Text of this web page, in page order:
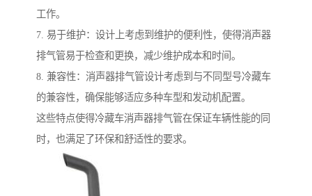
工作。
7. 易于维护：设计上考虑到维护的便利性，使得消声器
排气管易于检查和更换，减少维护成本和时间。
8. 兼容性：消声器排气管设计考虑到与不同型号冷藏车
的兼容性，确保能够适应多种车型和发动机配置。
这些特点使得冷藏车消声器排气管在保证车辆性能的同
时，也满足了环保和舒适性的要求。